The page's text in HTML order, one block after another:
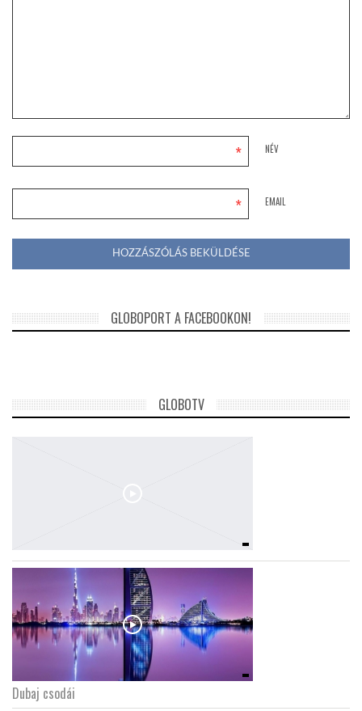
NÉV
*
EMAIL
*
GLOBOPORT A FACEBOOKON!
GLOBOTV
Dubaj csodái